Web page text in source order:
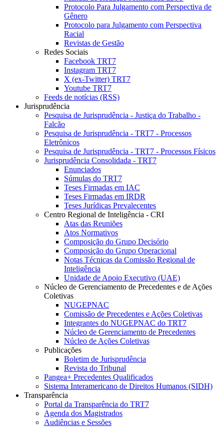
Protocolo Para Julgamento com Perspectiva de
Gênero
Protocolo para Julgamento com Perspectiva
Racial
Revistas de Gestão
Redes Sociais
Facebook TRT7
Instagram TRT7
X (ex-Twitter) TRT7
Youtube TRT7
Feeds de notícias (RSS)
Jurisprudência
Pesquisa de Jurisprudência - Justiça do Trabalho -
Falcão
Pesquisa de Jurisprudência - TRT7 - Processos
Eletrônicos
Pesquisa de Jurisprudência - TRT7 - Processos Físicos
Jurisprudência Consolidada - TRT7
Enunciados
Súmulas do TRT7
Teses Firmadas em IAC
Teses Firmadas em IRDR
Teses Jurídicas Prevalecentes
Centro Regional de Inteligência - CRI
Atas das Reuniões
Atos Normativos
Composição do Grupo Decisório
Composição do Grupo Operacional
Notas Técnicas da Comissão Regional de
Inteligência
Unidade de Apoio Executivo (UAE)
Núcleo de Gerenciamento de Precedentes e de Ações
Coletivas
NUGEPNAC
Comissão de Precedentes e Ações Coletivas
Integrantes do NUGEPNAC do TRT7
Núcleo de Gerenciamento de Precedentes
Núcleo de Ações Coletivas
Publicações
Boletim de Jurisprudência
Revista do Tribunal
Pangea+ Precedentes Qualificados
Sistema Interamericano de Direitos Humanos (SIDH)
Transparência
Portal da Transparência do TRT7
Agenda dos Magistrados
Audiências e Sessões